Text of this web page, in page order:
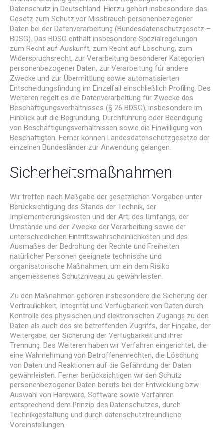
Datenschutz in Deutschland. Hierzu gehört insbesondere das
Gesetz zum Schutz vor Missbrauch personenbezogener
Daten bei der Datenverarbeitung (Bundesdatenschutzgesetz –
BDSG). Das BDSG enthält insbesondere Spezialregelungen
zum Recht auf Auskunft, zum Recht auf Löschung, zum
Widerspruchsrecht, zur Verarbeitung besonderer Kategorien
personenbezogener Daten, zur Verarbeitung für andere
Zwecke und zur Übermittlung sowie automatisierten
Entscheidungsfindung im Einzelfall einschließlich Profiling. Des
Weiteren regelt es die Datenverarbeitung für Zwecke des
Beschäftigungsverhältnisses (§ 26 BDSG), insbesondere im
Hinblick auf die Begründung, Durchführung oder Beendigung
von Beschäftigungsverhältnissen sowie die Einwilligung von
Beschäftigten. Ferner können Landesdatenschutzgesetze der
einzelnen Bundesländer zur Anwendung gelangen.
Sicherheitsmaßnahmen
Wir treffen nach Maßgabe der gesetzlichen Vorgaben unter
Berücksichtigung des Stands der Technik, der
Implementierungskosten und der Art, des Umfangs, der
Umstände und der Zwecke der Verarbeitung sowie der
unterschiedlichen Eintrittswahrscheinlichkeiten und des
Ausmaßes der Bedrohung der Rechte und Freiheiten
natürlicher Personen geeignete technische und
organisatorische Maßnahmen, um ein dem Risiko
angemessenes Schutzniveau zu gewährleisten.
Zu den Maßnahmen gehören insbesondere die Sicherung der
Vertraulichkeit, Integrität und Verfügbarkeit von Daten durch
Kontrolle des physischen und elektronischen Zugangs zu den
Daten als auch des sie betreffenden Zugriffs, der Eingabe, der
Weitergabe, der Sicherung der Verfügbarkeit und ihrer
Trennung. Des Weiteren haben wir Verfahren eingerichtet, die
eine Wahrnehmung von Betroffenenrechten, die Löschung
von Daten und Reaktionen auf die Gefährdung der Daten
gewährleisten. Ferner berücksichtigen wir den Schutz
personenbezogener Daten bereits bei der Entwicklung bzw.
Auswahl von Hardware, Software sowie Verfahren
entsprechend dem Prinzip des Datenschutzes, durch
Technikgestaltung und durch datenschutzfreundliche
Voreinstellungen.